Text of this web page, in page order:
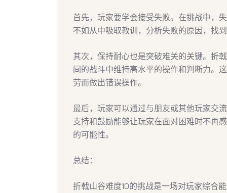
首先，玩家要学会接受失败。在挑战中，
不如从中吸取教训，分析失败的原因，找
其次，保持耐心也是突破难关的关键。折
间的战斗中维持高水平的操作和判断力。
劳而做出错误操作。
最后，玩家可以通过与朋友或其他玩家交
支持和鼓励能够让玩家在面对困难时不再
的可能性。
总结：
折戟山谷难度10的挑战是一场对玩家综合